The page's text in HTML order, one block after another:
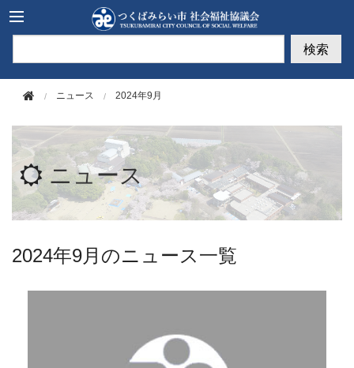
検索
ニュース 2024年9月
ニュース
2024年9月のニュース一覧